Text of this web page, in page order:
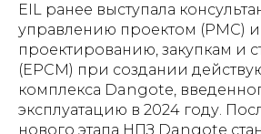
EIL ранее выступала
управлению проектом (PMC)
проектированию, закупкам и
(EPCM) при создании
комплекса Dangote,
эксплуатацию в 2024 году.
нового этапа НПЗ Dangote